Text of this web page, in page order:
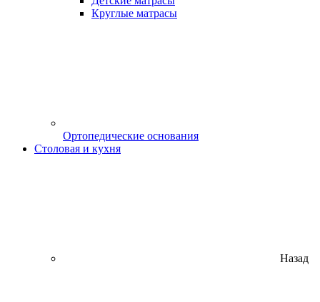
Круглые матрасы
Ортопедические основания
Столовая и кухня
Назад